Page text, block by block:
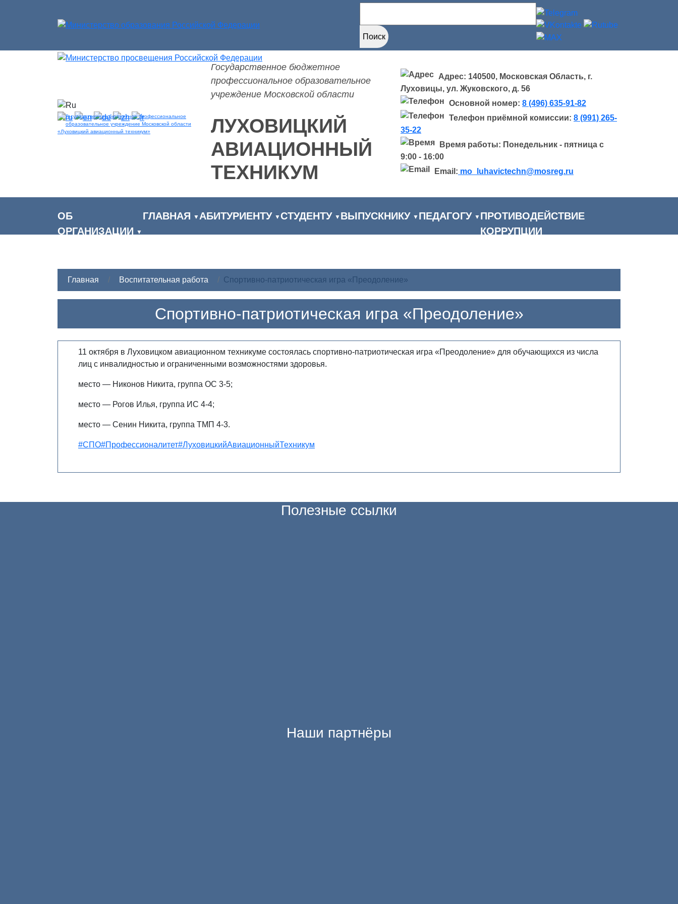
Государственное бюджетное
профессиональное образовательное
учреждение Московской области
ЛУХОВИЦКИЙ
АВИАЦИОННЫЙ
ТЕХНИКУМ
Адрес: 140500, Московская Область, г.
Луховицы, ул. Жуковского, д. 56
Основной номер: 8 (496) 635-91-82
Телефон приёмной комиссии: 8 (991) 265-
35-22
Время работы: Понедельник - пятница с
9:00 - 16:00
Email: mo_luhavictechn@mosreg.ru
ОБ
ОРГАНИЗАЦИИ ▼
ГЛАВНАЯ ▼ АБИТУРИЕНТУ ▼СТУДЕНТУ ▼ ВЫПУСКНИКУ ▼ ПЕДАГОГУ ▼ ПРОТИВОДЕЙСТВИЕ
КОРРУПЦИИ
Главная Воспитательная работа Спортивно-патриотическая игра «Преодоление»
Спортивно-патриотическая игра «Преодоление»
11 октября в Луховицком авиационном техникуме состоялась спортивно-патриотическая игра «Преодоление» для обучающихся из числа
лиц с инвалидностью и ограниченными возможностями здоровья.
место — Никонов Никита, группа ОС 3-5;
место — Рогов Илья, группа ИС 4-4;
место — Сенин Никита, группа ТМП 4-3.
#СПО#Профессионалитет#ЛуховицкийАвиационныйТехникум
Полезные ссылки
Наши партнёры